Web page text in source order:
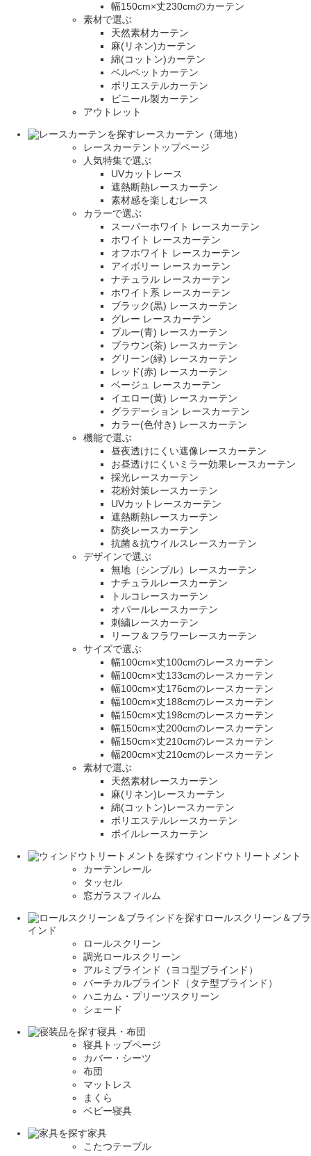
幅150cm×丈230cmのカーテン
素材で選ぶ
天然素材カーテン
麻(リネン)カーテン
綿(コットン)カーテン
ベルベットカーテン
ポリエステルカーテン
ビニール製カーテン
アウトレット
レースカーテン（薄地）
レースカーテントップページ
人気特集で選ぶ
UVカットレース
遮熱断熱レースカーテン
素材感を楽しむレース
カラーで選ぶ
スーパーホワイト レースカーテン
ホワイト レースカーテン
オフホワイト レースカーテン
アイボリー レースカーテン
ナチュラル レースカーテン
ホワイト系 レースカーテン
ブラック(黒) レースカーテン
グレー レースカーテン
ブルー(青) レースカーテン
ブラウン(茶) レースカーテン
グリーン(緑) レースカーテン
レッド(赤) レースカーテン
ベージュ レースカーテン
イエロー(黄) レースカーテン
グラデーション レースカーテン
カラー(色付き) レースカーテン
機能で選ぶ
昼夜透けにくい遮像レースカーテン
お昼透けにくいミラー効果レースカーテン
採光レースカーテン
花粉対策レースカーテン
UVカットレースカーテン
遮熱断熱レースカーテン
防炎レースカーテン
抗菌＆抗ウイルスレースカーテン
デザインで選ぶ
無地（シンプル）レースカーテン
ナチュラルレースカーテン
トルコレースカーテン
オパールレースカーテン
刺繍レースカーテン
リーフ＆フラワーレースカーテン
サイズで選ぶ
幅100cm×丈100cmのレースカーテン
幅100cm×丈133cmのレースカーテン
幅100cm×丈176cmのレースカーテン
幅100cm×丈188cmのレースカーテン
幅150cm×丈198cmのレースカーテン
幅150cm×丈200cmのレースカーテン
幅150cm×丈210cmのレースカーテン
幅200cm×丈210cmのレースカーテン
素材で選ぶ
天然素材レースカーテン
麻(リネン)レースカーテン
綿(コットン)レースカーテン
ポリエステルレースカーテン
ボイルレースカーテン
ウィンドウトリートメント
カーテンレール
タッセル
窓ガラスフィルム
ロールスクリーン＆ブラ
インド
ロールスクリーン
調光ロールスクリーン
アルミブラインド（ヨコ型ブラインド）
バーチカルブラインド（タテ型ブラインド）
ハニカム・プリーツスクリーン
シェード
寝具・布団
寝具トップページ
カバー・シーツ
布団
マットレス
まくら
ベビー寝具
家具
こたつテーブル